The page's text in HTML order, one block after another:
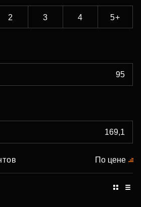
2 3 4 5+
По цене